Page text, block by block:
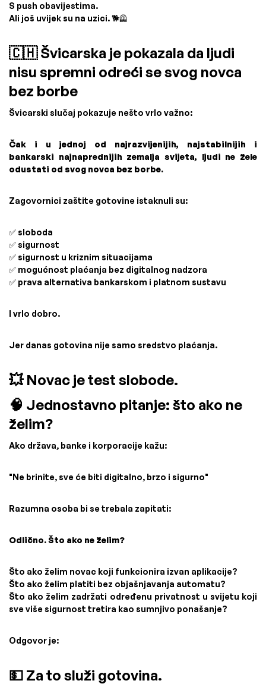
S push obavijestima.
Ali još uvijek su na uzici. 🐕🦺
🇨🇭 Švicarska je pokazala da ljudi
nisu spremni odreći se svog novca
bez borbe
Švicarski slučaj pokazuje nešto vrlo važno:
Čak i u jednoj od najrazvijenijih, najstabilnijih i
bankarski najnaprednijih zemalja svijeta, ljudi ne žele
odustati od svog novca bez borbe.
Zagovornici zaštite gotovine istaknuli su:
✅ sloboda
✅ sigurnost
✅ sigurnost u kriznim situacijama
✅ mogućnost plaćanja bez digitalnog nadzora
✅ prava alternativa bankarskom i platnom sustavu
I vrlo dobro.
Jer danas gotovina nije samo sredstvo plaćanja.
💥 Novac je test slobode.
🧠 Jednostavno pitanje: što ako ne
želim?
Ako država, banke i korporacije kažu:
"Ne brinite, sve će biti digitalno, brzo i sigurno"
Razumna osoba bi se trebala zapitati:
Odlično. Što ako ne želim?
Što ako želim novac koji funkcionira izvan aplikacije?
Što ako želim platiti bez objašnjavanja automatu?
Što ako želim zadržati određenu privatnost u svijetu koji
sve više sigurnost tretira kao sumnjivo ponašanje?
Odgovor je:
💵 Za to služi gotovina.